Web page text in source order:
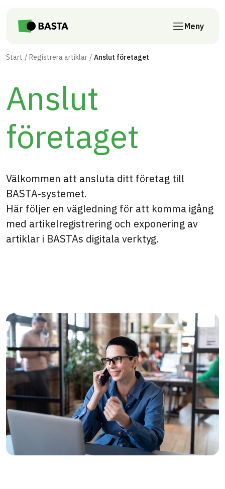
Meny
Start Registrera artiklar Anslut företaget
Anslut
företaget
Välkommen att ansluta ditt företag till
BASTA-systemet.
Här följer en vägledning för att komma igång
med artikelregistrering och exponering av
artiklar i BASTAs digitala verktyg.